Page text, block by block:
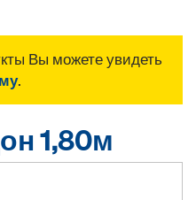
Вы можете увидеть
.
1,80м